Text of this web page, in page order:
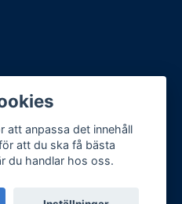
att anpassa det innehåll
att du ska få bästa
du handlar hos oss.